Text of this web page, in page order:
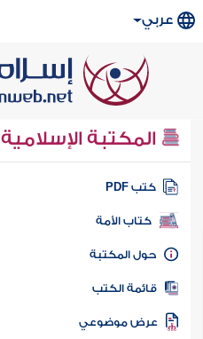
عربي
المكتبة الإسلامية
كتب PDF
كتاب الأمة
المكتبة
الكتب